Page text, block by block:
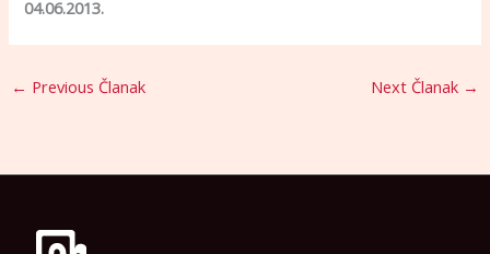
04.06.2013.
← Previous Članak Next Članak →